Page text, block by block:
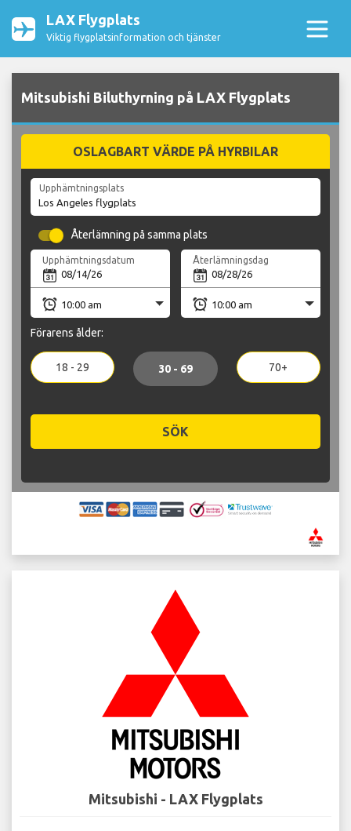
LAX Flygplats
Viktig flygplatsinformation och tjänster
Mitsubishi Biluthyrning på LAX Flygplats
OSLAGBART VÄRDE PÅ HYRBILAR
Upphämtningsplats
Återlämning på samma plats
Upphämtningsdatum Återlämningsdag
Förarens ålder:
18 - 29 30 - 69 70+
SÖK
Mitsubishi - LAX Flygplats